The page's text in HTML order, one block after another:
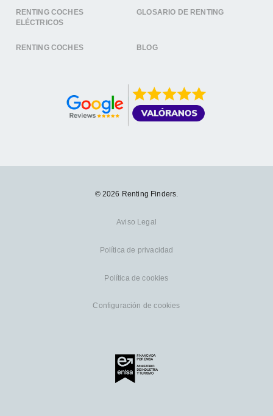
RENTING COCHES
ELÉCTRICOS
GLOSARIO DE RENTING
RENTING COCHES BLOG
© 2026 Renting Finders.
Aviso Legal
Política de privacidad
Política de cookies
Configuración de cookies